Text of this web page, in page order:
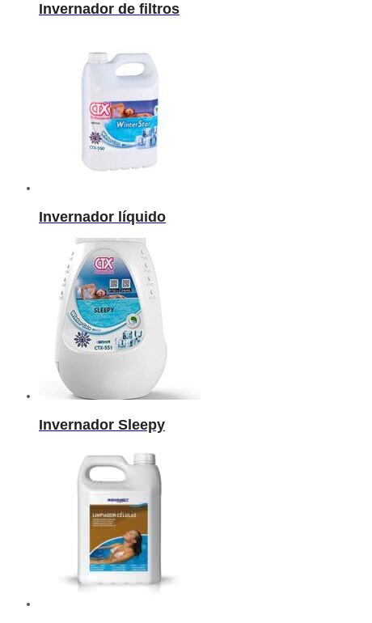
Invernador de filtros
Invernador líquido
Invernador Sleepy